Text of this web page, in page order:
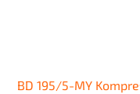
BD 195/5-MY